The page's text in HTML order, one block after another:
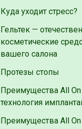
Куда уходит стресс?
Гельтек —
косметические
вашего салона
Протезы стопы
Преимущества All On
технология
Преимущества All On